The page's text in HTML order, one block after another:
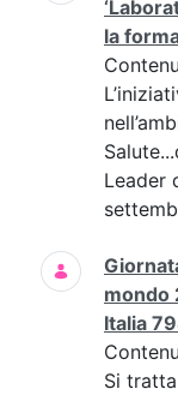
la
Leader
mondo
Italia
Si